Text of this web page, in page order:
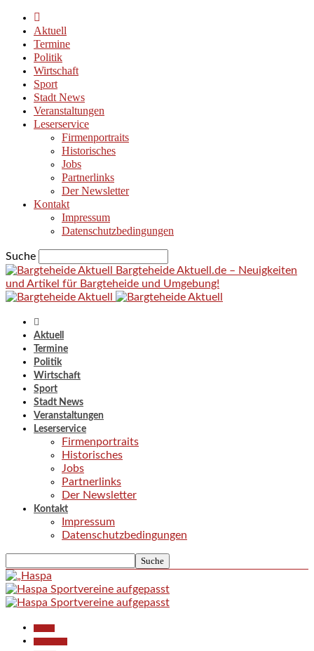
Aktuell
Termine
Politik
Wirtschaft
Sport
Stadt News
Veranstaltungen
Leserservice
Firmenportraits
Historisches
Jobs
Partnerlinks
Der Newsletter
Kontakt
Impressum
Datenschutzbedingungen
Suche
Bargteheide Aktuell.de – Neuigkeiten
und Artikel für Bargteheide und Umgebung!
Aktuell
Termine
Politik
Wirtschaft
Sport
Stadt News
Veranstaltungen
Leserservice
Firmenportraits
Historisches
Jobs
Partnerlinks
Der Newsletter
Kontakt
Impressum
Datenschutzbedingungen